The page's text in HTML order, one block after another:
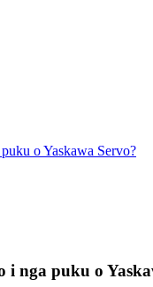
o Yaskawa Servo?
i nga puku o